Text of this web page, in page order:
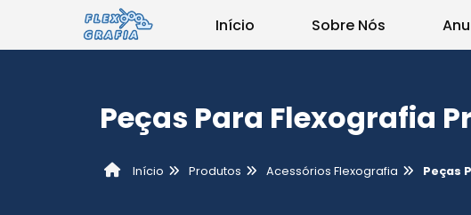
Início Sobre Nós
Peças Para Flexografia
Início Produtos Acessórios Flexografia Peças